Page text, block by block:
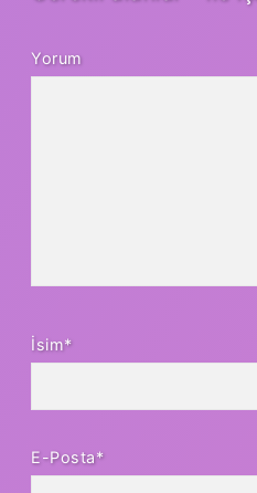
Yorum
İsim*
E-Posta*